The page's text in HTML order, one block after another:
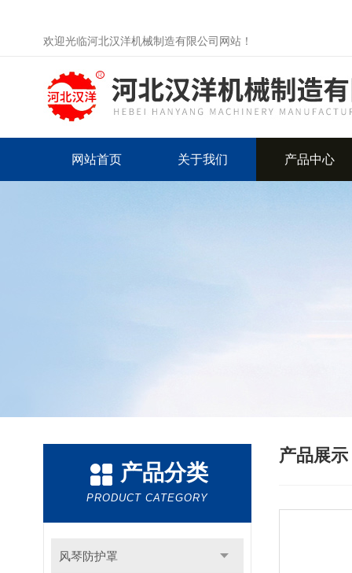
欢迎光临河北汉洋机械制造有限公司网站！
网站首页 关于我们 产品中心
产品分类
PRODUCT CATEGORY
风琴防护罩
产品展示